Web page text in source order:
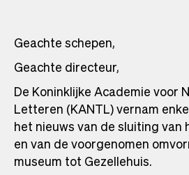
Geachte schepen,
Geachte directeur,
De Koninklijke Academie voor
Letteren (KANTL) vernam
het nieuws van de sluiting van
en van de voorgenomen
museum tot Gezellehuis.